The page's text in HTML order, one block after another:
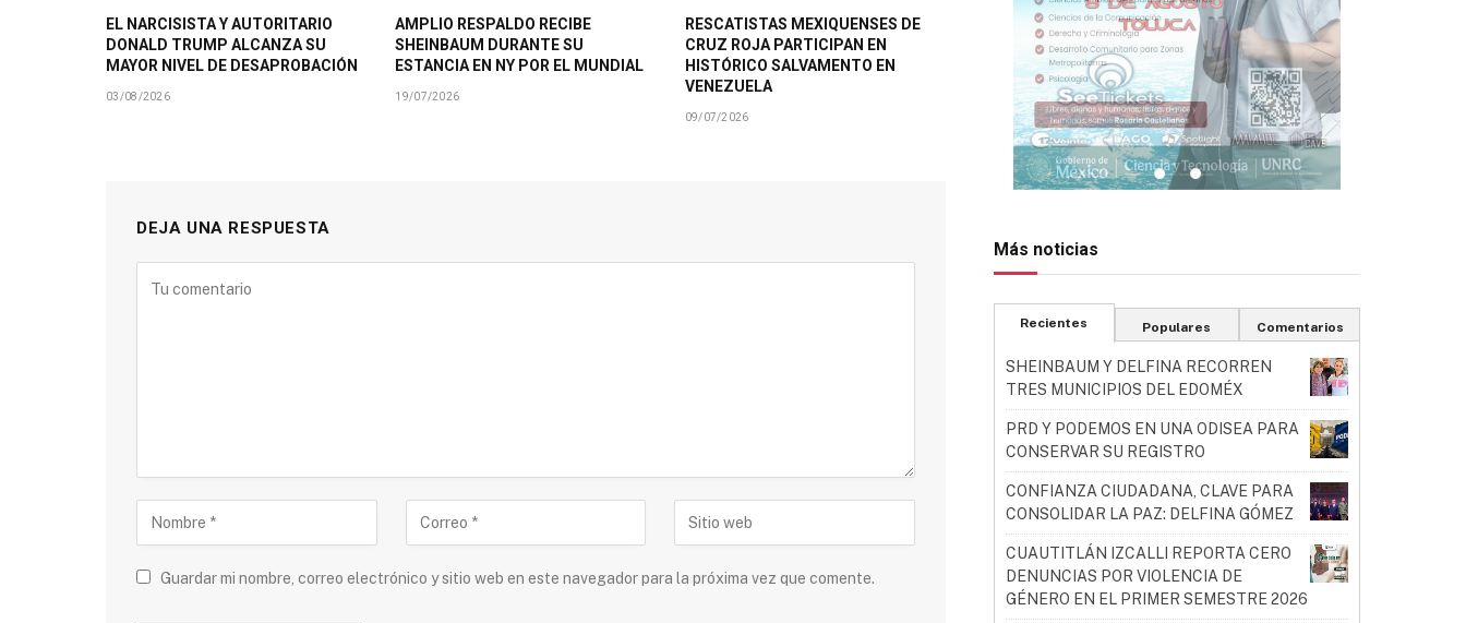
EL NARCISISTA Y AUTORITARIO
DONALD TRUMP ALCANZA SU
MAYOR NIVEL DE DESAPROBACIÓN
03/08/2026
AMPLIO RESPALDO RECIBE
SHEINBAUM DURANTE SU
ESTANCIA EN NY POR EL MUNDIAL
19/07/2026
RESCATISTAS MEXIQUENSES DE
CRUZ ROJA PARTICIPAN EN
HISTÓRICO SALVAMENTO EN
VENEZUELA
09/07/2026
DEJA UNA RESPUESTA
Guardar mi nombre, correo electrónico y sitio web en este navegador para la próxima vez que comente.
Más noticias
Recientes Populares Comentarios
SHEINBAUM Y DELFINA RECORREN
TRES MUNICIPIOS DEL EDOMÉX
PRD Y PODEMOS EN UNA ODISEA PARA
CONSERVAR SU REGISTRO
CONFIANZA CIUDADANA, CLAVE PARA
CONSOLIDAR LA PAZ: DELFINA GÓMEZ
CUAUTITLÁN IZCALLI REPORTA CERO
DENUNCIAS POR VIOLENCIA DE
GÉNERO EN EL PRIMER SEMESTRE 2026